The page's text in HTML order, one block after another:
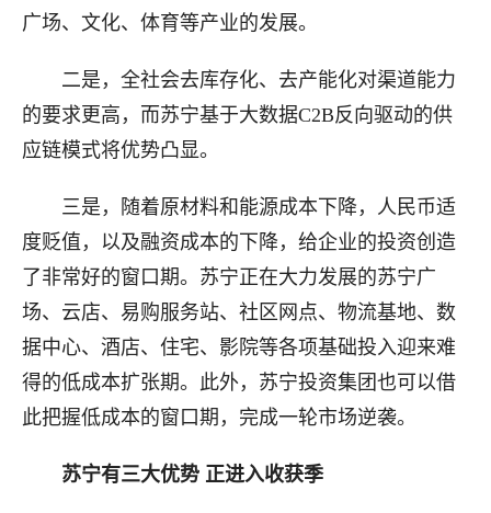
广场、文化、体育等产业的发展。
二是，全社会去库存化、去产能化对渠道能力
的要求更高，而苏宁基于大数据C2B反向驱动的供
应链模式将优势凸显。
三是，随着原材料和能源成本下降，人民币适
度贬值，以及融资成本的下降，给企业的投资创造
了非常好的窗口期。苏宁正在大力发展的苏宁广
场、云店、易购服务站、社区网点、物流基地、数
据中心、酒店、住宅、影院等各项基础投入迎来难
得的低成本扩张期。此外，苏宁投资集团也可以借
此把握低成本的窗口期，完成一轮市场逆袭。
苏宁有三大优势 正进入收获季